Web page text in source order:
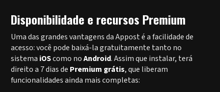
Disponibilidade e recursos Premium
Uma das grandes vantagens da Appost é a facilidade de
acesso: você pode baixá-la gratuitamente tanto no
sistema iOScomo noAndroid. Assim que instalar, terá
direito a 7 dias de Premium grátis, que liberam
funcionalidades ainda mais completas: